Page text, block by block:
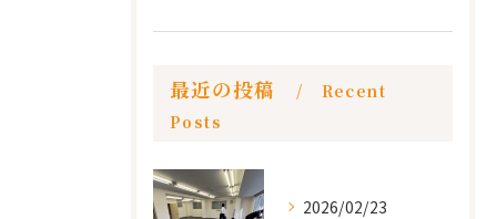
最近の投稿
Recent
Posts
2026/02/23